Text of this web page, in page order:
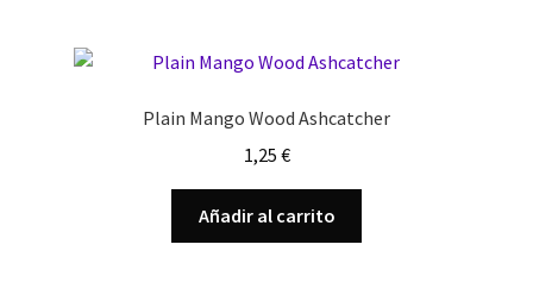
Plain Mango Wood Ashcatcher
1,25 €
Añadir al carrito